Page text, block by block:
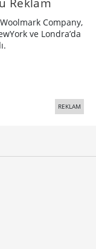
Company,
ve Londra’da
REKLAM